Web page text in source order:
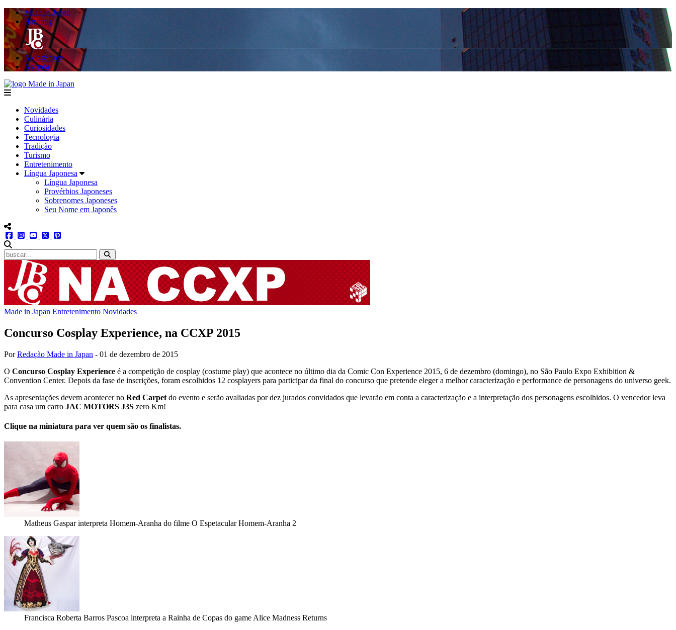
Made in Japan
Hashitag
AkibaSpace
Agenda
menu
Novidades
Culinária
Curiosidades
Tecnologia
Tradição
Turismo
Entretenimento
Língua Japonesa
Língua Japonesa
Provérbios Japoneses
Sobrenomes Japoneses
Seu Nome em Japonês
menu redes social
facebookinstagram
youtube
twitter
Made in Japan Entretenimento Novidades
Concurso Cosplay Experience, na CCXP 2015
PorRedação Made in Japan - 01 de dezembro de 2015
O Concurso Cosplay Experience é a competição de cosplay (costume play) que acontece no último dia da Comic Con Experience 2015, 6 de dezembro (domingo), no São Paulo Expo Exhibition &
Convention Center. Depois da fase de inscrições, foram escolhidos 12 cosplayers para participar da final do concurso que pretende eleger a melhor caracterização e performance de personagens do universo geek.
As apresentações devem acontecer no Red Carpet do evento e serão avaliadas por dez jurados convidados que levarão em conta a caracterização e a interpretação dos personagens escolhidos. O vencedor leva
para casa um carro JAC MOTORS J3S zero Km!
Clique na miniatura para ver quem são os finalistas.
Matheus Gaspar interpreta Homem-Aranha do filme O Espetacular Homem-Aranha 2
Francisca Roberta Barros Pascoa interpreta a Rainha de Copas do game Alice Madness Returns